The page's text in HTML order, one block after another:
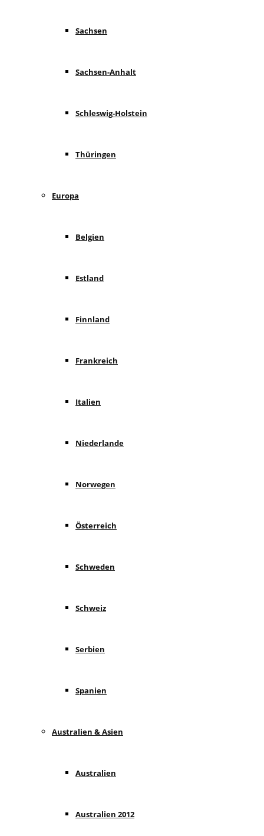
Sachsen
Sachsen-Anhalt
Schleswig-Holstein
Thüringen
Europa
Belgien
Estland
Finnland
Frankreich
Italien
Niederlande
Norwegen
Österreich
Schweden
Schweiz
Serbien
Spanien
Australien & Asien
Australien
Australien 2012